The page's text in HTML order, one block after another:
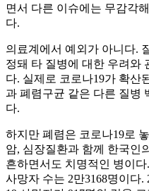
면서 다른 이슈에는 무감각
다.
의료계에서 예외가 아니다.
정돼 타 질병에 대한 우려와
다. 실제로 코로나19가 확산
과 폐렴구균 같은 다른 질병
다.
하지만 폐렴은 코로나19로
암, 심장질환과 함께 한국인
흔하면서도 치명적인 병이
사망자 수는 2만3168명이다.